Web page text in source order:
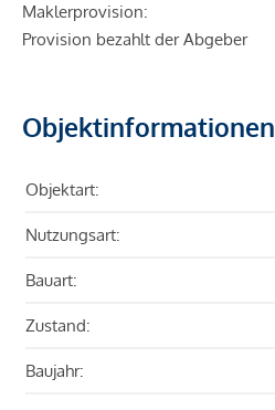
Maklerprovision:
Provision bezahlt der Abgeber
Objektinformationen
Objektart:
Nutzungsart:
Bauart:
Zustand:
Baujahr: